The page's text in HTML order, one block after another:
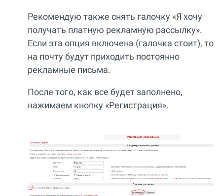
Рекомендую также снять галочку «Я хочу
получать платную рекламную рассылку».
Если эта опция включена (галочка стоит), то
на почту будут приходить постоянно
рекламные письма.
После того, как все будет заполнено,
нажимаем кнопку «Регистрация».